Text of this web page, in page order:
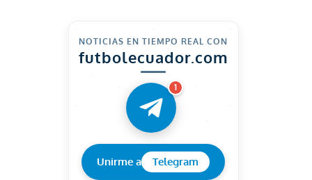
NOTICIAS EN TIEMPO REAL CON
futbolecuador.com
1
Unirme a Telegram